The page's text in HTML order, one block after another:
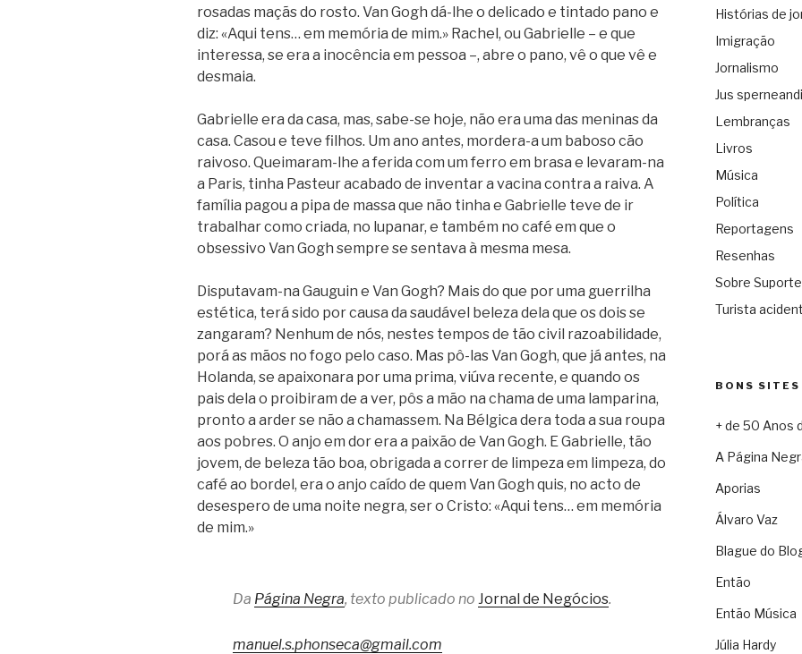
rosadas maçãs do rosto. Van Gogh dá-lhe o delicado e tintado pano e
diz: «Aqui tens… em memória de mim.» Rachel, ou Gabrielle – e que
interessa, se era a inocência em pessoa –, abre o pano, vê o que vê e
desmaia.
Gabrielle era da casa, mas, sabe-se hoje, não era uma das meninas da
casa. Casou e teve filhos. Um ano antes, mordera-a um baboso cão
raivoso. Queimaram-lhe a ferida com um ferro em brasa e levaram-na
a Paris, tinha Pasteur acabado de inventar a vacina contra a raiva. A
família pagou a pipa de massa que não tinha e Gabrielle teve de ir
trabalhar como criada, no lupanar, e também no café em que o
obsessivo Van Gogh sempre se sentava à mesma mesa.
Disputavam-na Gauguin e Van Gogh? Mais do que por uma guerrilha
estética, terá sido por causa da saudável beleza dela que os dois se
zangaram? Nenhum de nós, nestes tempos de tão civil razoabilidade,
porá as mãos no fogo pelo caso. Mas pô-las Van Gogh, que já antes, na
Holanda, se apaixonara por uma prima, viúva recente, e quando os
pais dela o proibiram de a ver, pôs a mão na chama de uma lamparina,
pronto a arder se não a chamassem. Na Bélgica dera toda a sua roupa
aos pobres. O anjo em dor era a paixão de Van Gogh. E Gabrielle, tão
jovem, de beleza tão boa, obrigada a correr de limpeza em limpeza, do
café ao bordel, era o anjo caído de quem Van Gogh quis, no acto de
desespero de uma noite negra, ser o Cristo: «Aqui tens… em memória
de mim.»
Da Página Negra, texto publicado no Jornal de Negócios.
manuel.s.phonseca@gmail.com
Histórias de
Imigração
Jornalismo
Jus sperneandi
Lembranças
Livros
Música
Política
Reportagens
Resenhas
Sobre
Turista
BONS SITES
+ de 50 Anos
A Página
Aporias
Álvaro Vaz
Blague do
Então
Então Música
Júlia Hardy